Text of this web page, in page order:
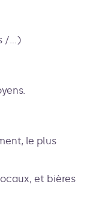
/…)
le plus
et bières